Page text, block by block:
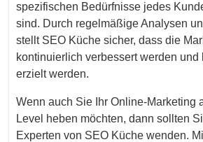
spezifischen Bedürfnisse jedes
sind. Durch regelmäßige Analysen
stellt SEO Küche sicher, dass die
kontinuierlich verbessert werden
erzielt werden.
Wenn auch Sie Ihr Online-Marketing
Level heben möchten, dann sollten
Experten von SEO Küche wenden.